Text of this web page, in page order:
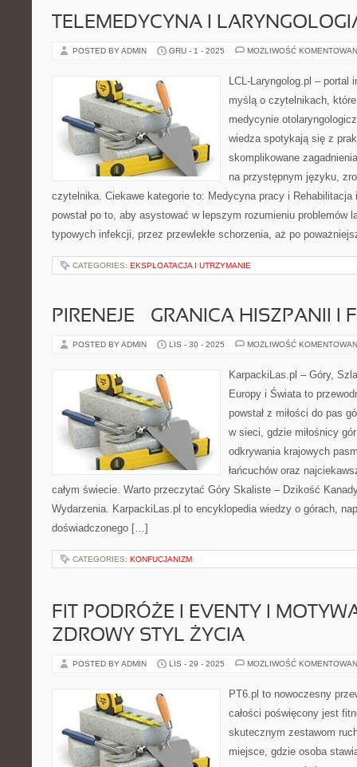
TELEMEDYCYNA I
POSTED BY ADMIN GRU - 1 - 2025 MOŻLIWOŚĆ
LCL-Laryngolog.pl – portal
myślą o czytelnikach,
medycynie
wiedza spotykają się z
skomplikowane
na przystępnym języku,
czytelnika. Ciekawe kategorie to: Medycyna pracy i Rehabilitacja
powstał po to, aby asystować w lepszym rozumieniu problemów
typowych infekcji, przez przewlekłe schorzenia, aż po
CATEGORIES: EKSPLOATACJA I UTRZYMANIE
PIRENEJE – GRANICA HISZPANII I
POSTED BY ADMIN LIS - 30 - 2025 MOŻLIWOŚĆ
KarpackiLas.pl – Góry,
Europy i Świata to
powstał z miłości do pas
w sieci, gdzie miłośnicy
odkrywania krajowych
łańcuchów oraz
całym świecie. Warto przeczytać Góry Skaliste – Dzikość
Wydarzenia. KarpackiLas.pl to encyklopedia wiedzy o górach,
doświadczonego […]
CATEGORIES: KONFUCJANIZM
FIT PODRÓŻE I EVENTY I
ZDROWY STYL ŻYCIA
POSTED BY ADMIN LIS - 29 - 2025 MOŻLIWOŚĆ
PT6.pl to nowoczesny
całości poświęcony jest
skutecznym zestawom
miejsce, gdzie osoba